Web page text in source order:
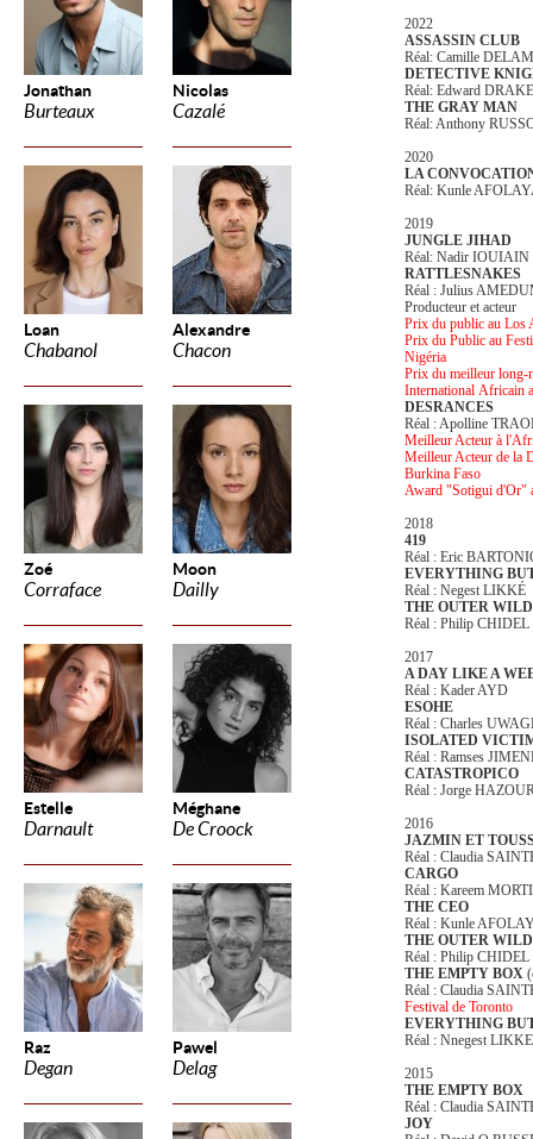
Jonathan
Burteaux
Nicolas
Cazalé
Loan
Chabanol
Alexandre
Chacon
Zoé
Corraface
Moon
Dailly
Estelle
Darnault
Méghane
De Croock
Raz
Degan
Pawel
Delag
2022
ASSASSIN CLUB
Réal: Camille
DETECTIVE
Réal: Edward DRAKE
THE GRAY MAN
Réal: Anthony
2020
LA
Réal: Kunle
2019
JUNGLE JIHAD
Réal: Nadir IOUIAIN
RATTLESNAKES
Réal : Julius
Producteur et acteur
Prix du public au Los
Prix du Public au
Nigéria
Prix du meilleur long-
International Africain
DESRANCES
Réal : Apolline
Meilleur Acteur à
Meilleur Acteur de la
Burkina Faso
Award "Sotigui d'Or"
2018
419
Réal : Eric
EVERYTHING
Réal : Negest LIKKÉ
THE OUTER WILD
Réal : Philip CHIDEL
2017
A DAY LIKE A
Réal : Kader AYD
ESOHE
Réal : Charles
ISOLATED
Réal : Ramses
CATASTROPICO
Réal : Jorge
2016
JAZMIN ET
Réal : Claudia
CARGO
Réal : Kareem
THE CEO
Réal : Kunle
THE OUTER WILD
Réal : Philip CHIDEL
THE EMPTY BOX
Réal : Claudia
Festival de Toronto
EVERYTHING
Réal : Nnegest LIKKE
2015
THE EMPTY BOX
Réal : Claudia
JOY